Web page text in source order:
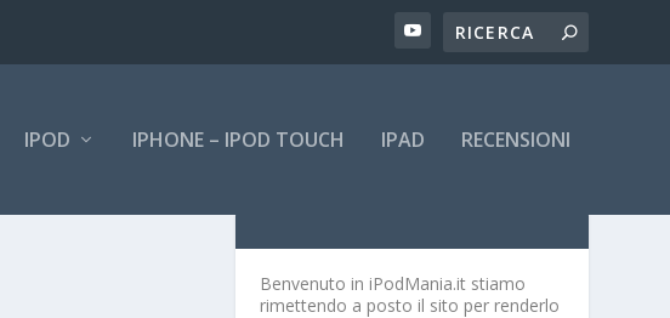
IPOD IPHONE – IPOD TOUCH IPAD RECENSIONI
Benvenuto in iPodMania.it stiamo
rimettendo a posto il sito per renderlo